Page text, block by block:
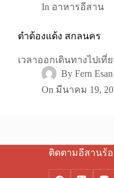
In อาหารอีสาน
ตำด้องแด้ง สกลนคร
เวลาออกเดินทางไปเ
By Fern
On มีนาคม 19,
ติดตามอีสานร้